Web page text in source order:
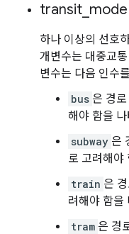
transit mode
하나 이상의 선호
개변수는 대중교
변수는 다음 인수
bus 은 경
해야 함을
subway 은
로 고려해야
train 은
려해야 함을
tram 은 경